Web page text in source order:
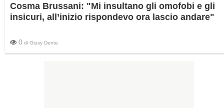
Cosma Brussani: "Mi insultano gli omofobi e gli
insicuri, all’inizio rispondevo ora lascio andare"
0 di Giusy Dente